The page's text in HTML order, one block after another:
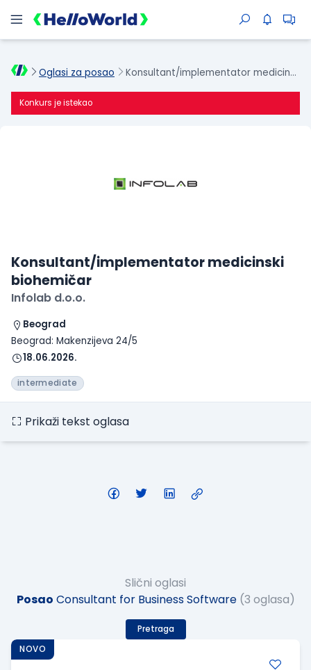
Oglasi za posao Konsultant/implementator medicinski biohemičar
Konkurs je istekao
Konsultant/implementator medicinski
biohemičar
Infolab d.o.o.
Beograd
Beograd: Makenzijeva 24/5
18.06.2026.
intermediate
Prikaži tekst oglasa
Slični oglasi
Posao Consultant for Business Software (3 oglasa)
Pretraga
NOVO